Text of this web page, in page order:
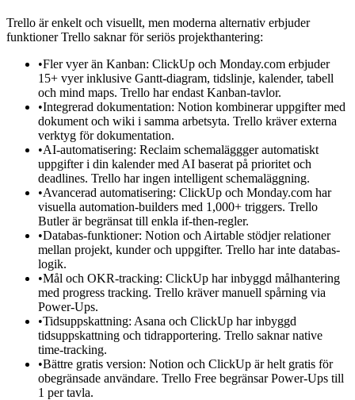
Trello är enkelt och visuellt, men moderna alternativ erbjuder
funktioner Trello saknar för seriös projekthantering:
•Fler vyer än Kanban: ClickUp och Monday.com erbjuder
15+ vyer inklusive Gantt-diagram, tidslinje, kalender, tabell
och mind maps. Trello har endast Kanban-tavlor.
•Integrerad dokumentation: Notion kombinerar uppgifter med
dokument och wiki i samma arbetsyta. Trello kräver externa
verktyg för dokumentation.
•AI-automatisering: Reclaim schemaläggger automatiskt
uppgifter i din kalender med AI baserat på prioritet och
deadlines. Trello har ingen intelligent schemaläggning.
•Avancerad automatisering: ClickUp och Monday.com har
visuella automation-builders med 1,000+ triggers. Trello
Butler är begränsat till enkla if-then-regler.
•Databas-funktioner: Notion och Airtable stödjer relationer
mellan projekt, kunder och uppgifter. Trello har inte databas-
logik.
•Mål och OKR-tracking: ClickUp har inbyggd målhantering
med progress tracking. Trello kräver manuell spårning via
Power-Ups.
•Tidsuppskattning: Asana och ClickUp har inbyggd
tidsuppskattning och tidrapportering. Trello saknar native
time-tracking.
•Bättre gratis version: Notion och ClickUp är helt gratis för
obegränsade användare. Trello Free begränsar Power-Ups till
1 per tavla.